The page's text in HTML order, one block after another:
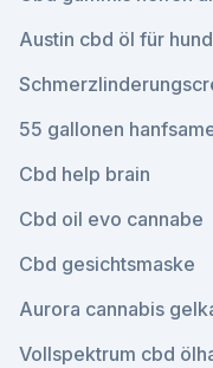
Austin cbd öl für
55 gallonen
Cbd help brain
Cbd oil evo cannabe
Cbd gesichtsmaske
Aurora cannabis
Vollspektrum cbd